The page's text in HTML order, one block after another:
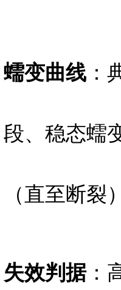
蠕变曲线 ：
段、稳态蠕
（直至断裂
失效判据：